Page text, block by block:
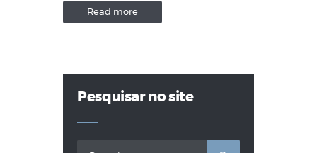
Read more
Pesquisar no site